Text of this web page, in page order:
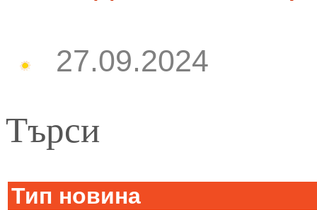
27.09.2024
Търси
Тип новина